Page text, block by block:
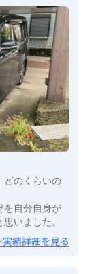
どのくらいの
を自分自身が
いました。
績詳細を見る